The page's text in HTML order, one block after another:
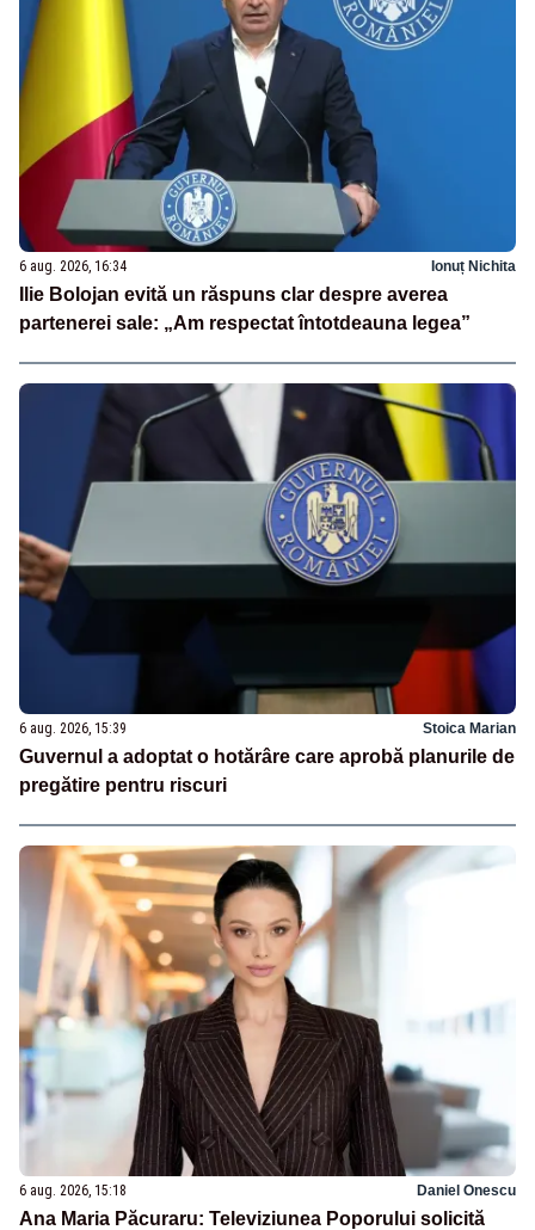
6 aug. 2026, 16:34 Ionuț Nichita
Ilie Bolojan evită un răspuns clar despre averea
partenerei sale: „Am respectat întotdeauna legea”
6 aug. 2026, 15:39 Stoica Marian
Guvernul a adoptat o hotărâre care aprobă planurile de
pregătire pentru riscuri
6 aug. 2026, 15:18 Daniel Onescu
Ana Maria Păcuraru: Televiziunea Poporului solicită